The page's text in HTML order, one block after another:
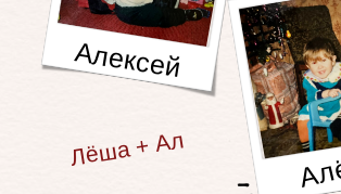
Лё
ша +
Алёна =
се
Алексей